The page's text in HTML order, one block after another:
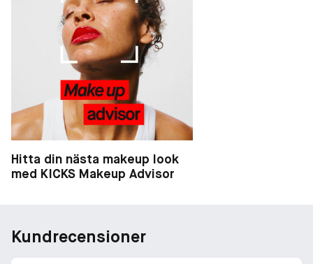
Hitta din nästa makeup look
med KICKS Makeup Advisor
Kundrecensioner